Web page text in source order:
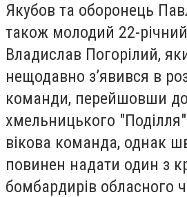
Якубов та оборонець
також молодий 22-
Владислав Погорілий,
нещодавно з’явився в
команди, перейшовши до
хмельницького
вікова команда, однак
повинен надати один з
бомбардирів обласного